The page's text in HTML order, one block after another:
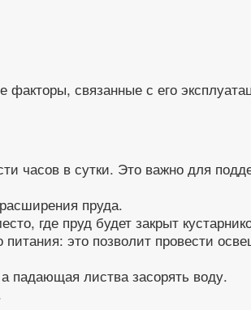
связанные с его
в сутки. Это важно для
пруда.
где пруд будет закрыт
это позволит провести
падающая листва засорять воду.